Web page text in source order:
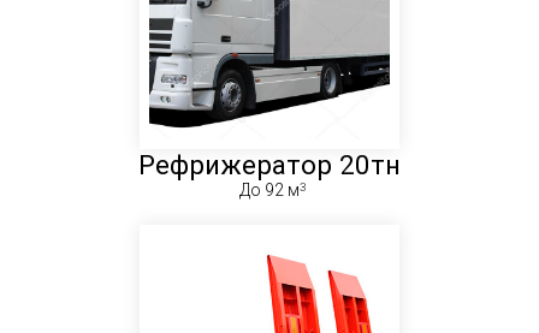
Рефрижератор 20тн
До 92 м